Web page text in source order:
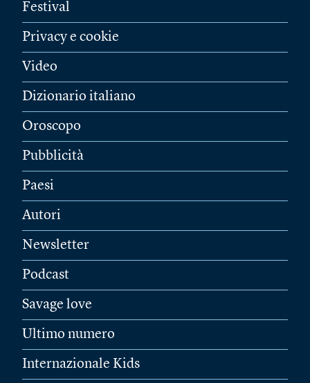
Festival
Privacy e cookie
Video
Dizionario italiano
Oroscopo
Pubblicità
Paesi
Autori
Newsletter
Podcast
Savage love
Ultimo numero
Internazionale Kids